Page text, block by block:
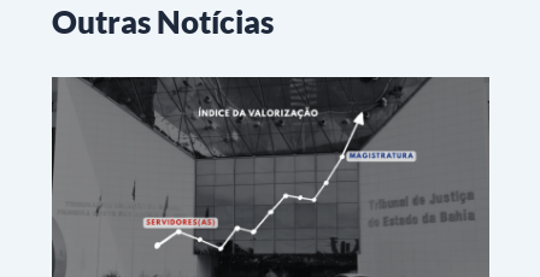
Outras Notícias